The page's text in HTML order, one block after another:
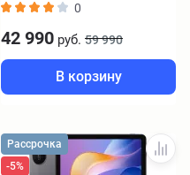
0
42 990 руб. 59 990
В корзину
Рассрочка
-5%